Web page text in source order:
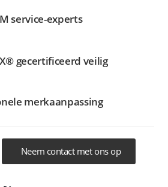
service-experts
gecertificeerd veilig
merkaanpassing
Neem contact met ons op